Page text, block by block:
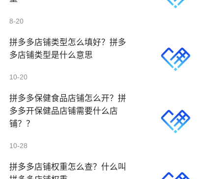
8-20
拼多多店铺类型怎么填好？拼多
多店铺类型是什么意思
10-20
拼多多保健食品店铺怎么开？拼
多多开保健品店铺需要什么店
铺？？
10-28
拼多多店铺权重怎么查？什么叫